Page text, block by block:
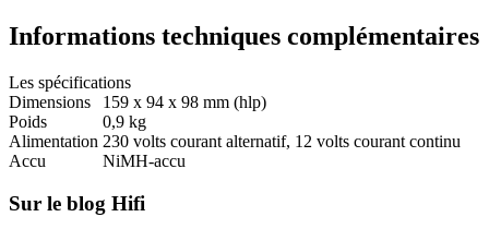
Informations techniques complémentaires
Les spécifications
Dimensions
159 x 94 x 98 mm (hlp)
Poids
0,9 kg
Alimentation 230 volts courant alternatif, 12 volts courant continu
Accu
NiMH-accu
Sur le blog Hifi